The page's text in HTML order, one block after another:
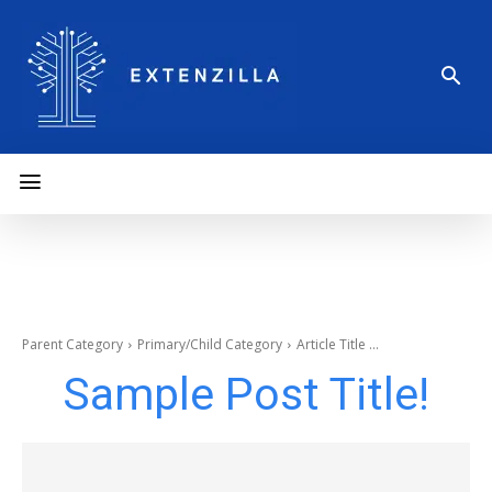
Parent Category Primary/Child Category Article Title ...
Sample Post Title!